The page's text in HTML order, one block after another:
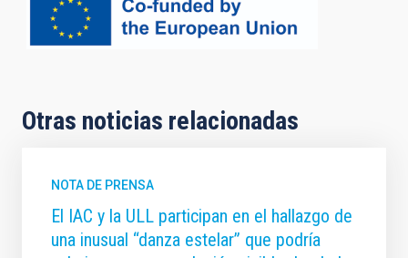
Otras noticias relacionadas
NOTA DE PRENSA
El IAC y la ULL participan en el hallazgo de
una inusual “danza estelar” que podría